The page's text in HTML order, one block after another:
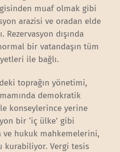
muaf olmak gibi
arazisi ve oradan elde
dışında
bir vatandaşın tüm
ile bağlı.
toprağın yönetimi,
demokratik
konseylerince yerine
bir ‘iç ülke’ gibi
ve hukuk mahkemelerini,
kurabiliyor. Vergi tesis